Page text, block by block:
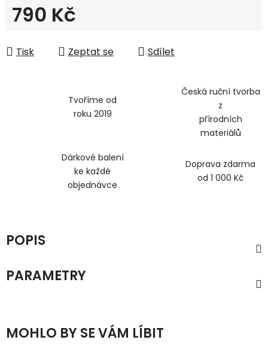
790 Kč
Tisk
Zeptat se Sdílet
Tvoříme od
roku 2019
Česká ruční tvorba
z
přírodních
materiálů
Dárkové balení
ke každé
objednávce
Doprava zdarma
od 1 000 Kč
POPIS
PARAMETRY
MOHLO BY SE VÁM LÍBIT